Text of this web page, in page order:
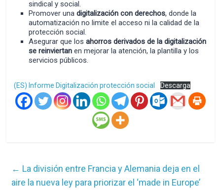
sindical y social.
Promover unadigitalización con derechos, donde la
automatización no limite el acceso ni la calidad de la
protección social.
Asegurar que losahorros derivados de la digitalización
se reinviertan en mejorar la atención, la plantilla y los
servicios públicos.
(ES) Informe Digitalización protección social Descarga
← La división entre Francia y Alemania deja en el
aire la nueva ley para priorizar el ‘made in Europe’